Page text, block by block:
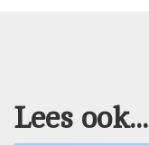
Lees ook...